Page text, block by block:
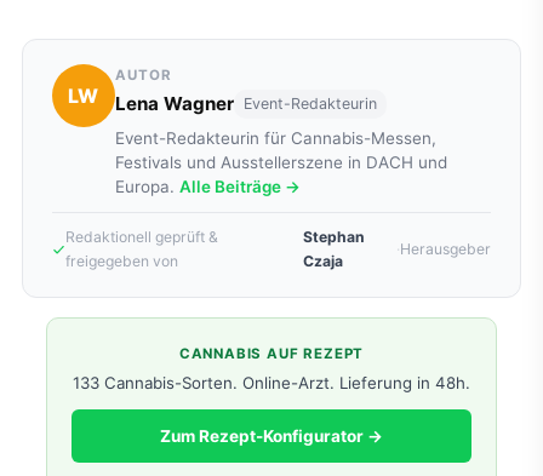
LW
AUTOR
Lena Wagner Event-Redakteurin
Event-Redakteurin für Cannabis-Messen,
Festivals und Ausstellerszene in DACH und
Europa. Alle Beiträge →
Redaktionell geprüft &
freigegeben von
Stephan
Czaja
·Herausgeber
CANNABIS AUF REZEPT
133 Cannabis-Sorten. Online-Arzt. Lieferung in 48h.
Zum Rezept-Konfigurator →